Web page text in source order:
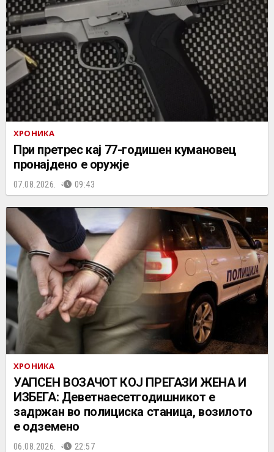
ХРОНИКА
При претрес кај 77-годишен кумановец
пронајдено е оружје
07.08.2026. 09:43
ХРОНИКА
УАПСЕН ВОЗАЧОТ КОЈ ПРЕГАЗИ ЖЕНА И
ИЗБЕГА: Деветнаесетгодишникот е
задржан во полициска станица, возилото
е одземено
06.08.2026. 22:57